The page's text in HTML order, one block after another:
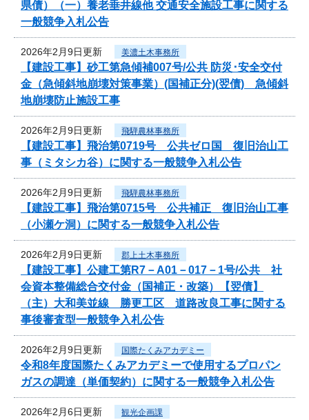
県債）（一）養老垂井線他 交通安全施設工事に関する
一般競争入札公告
2026年2月9日更新 美濃土木事務所
【建設工事】砂工第急傾補007号/公共 防災･安全交付
金（急傾斜地崩壊対策事業）(国補正分)(翌債) 急傾斜
地崩壊防止施設工事
2026年2月9日更新 飛騨農林事務所
【建設工事】飛治第0719号 公共ゼロ国 復旧治山工
事（ミタシカ谷）に関する一般競争入札公告
2026年2月9日更新 飛騨農林事務所
【建設工事】飛治第0715号 公共補正 復旧治山工事
（小瀬ケ洞）に関する一般競争入札公告
2026年2月9日更新 郡上土木事務所
【建設工事】公建工第R7－A01－017－1号/公共 社
会資本整備総合交付金（国補正・改築）【翌債】
（主）大和美並線 勝更工区 道路改良工事に関する
事後審査型一般競争入札公告
2026年2月9日更新 国際たくみアカデミー
令和8年度国際たくみアカデミーで使用するプロパン
ガスの調達（単価契約）に関する一般競争入札公告
2026年2月6日更新 観光企画課